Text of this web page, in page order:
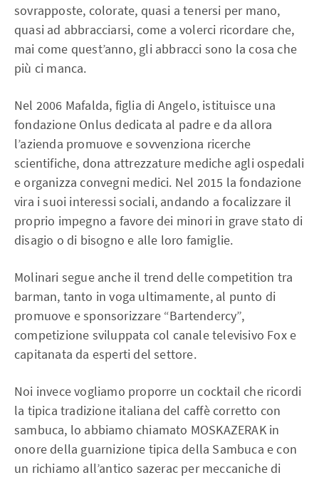
sovrapposte, colorate, quasi a tenersi per mano,
quasi ad abbracciarsi, come a volerci ricordare che,
mai come quest’anno, gli abbracci sono la cosa che
più ci manca.
Nel 2006 Mafalda, figlia di Angelo, istituisce una
fondazione Onlus dedicata al padre e da allora
l’azienda promuove e sovvenziona ricerche
scientifiche, dona attrezzature mediche agli ospedali
e organizza convegni medici. Nel 2015 la fondazione
vira i suoi interessi sociali, andando a focalizzare il
proprio impegno a favore dei minori in grave stato di
disagio o di bisogno e alle loro famiglie.
Molinari segue anche il trend delle competition tra
barman, tanto in voga ultimamente, al punto di
promuove e sponsorizzare “Bartendercy”,
competizione sviluppata col canale televisivo Fox e
capitanata da esperti del settore.
Noi invece vogliamo proporre un cocktail che ricordi
la tipica tradizione italiana del caffè corretto con
sambuca, lo abbiamo chiamato MOSKAZERAK in
onore della guarnizione tipica della Sambuca e con
un richiamo all’antico sazerac per meccaniche di